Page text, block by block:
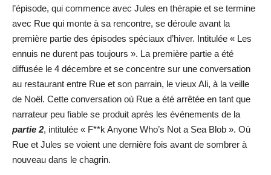
l’épisode, qui commence avec Jules en thérapie et se termine
avec Rue qui monte à sa rencontre, se déroule avant la
première partie des épisodes spéciaux d’hiver. Intitulée « Les
ennuis ne durent pas toujours ». La première partie a été
diffusée le 4 décembre et se concentre sur une conversation
au restaurant entre Rue et son parrain, le vieux Ali, à la veille
de Noël. Cette conversation où Rue a été arrêtée en tant que
narrateur peu fiable se produit après les événements de la
partie 2, intitulée « F**k Anyone Who’s Not a Sea Blob ». Où
Rue et Jules se voient une dernière fois avant de sombrer à
nouveau dans le chagrin.